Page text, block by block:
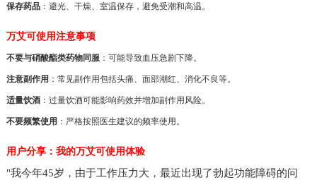
保存药品：避光、干燥、室温保存，避免受潮和高温。
万艾可使用注意事项
不要与硝酸酯类药物同服：可能导致血压急剧下降。
注意副作用 ：常见副作用包括头痛、面部潮红、消化不良等。
适量饮酒：过量饮酒可能影响药效并增加副作用风险。
不要频繁使用 ：严格按照医生建议的频率使用。
用户分享：我的万艾可使用体验
"我今年45岁，由于工作压力大，最近出现了勃起功能障碍的问